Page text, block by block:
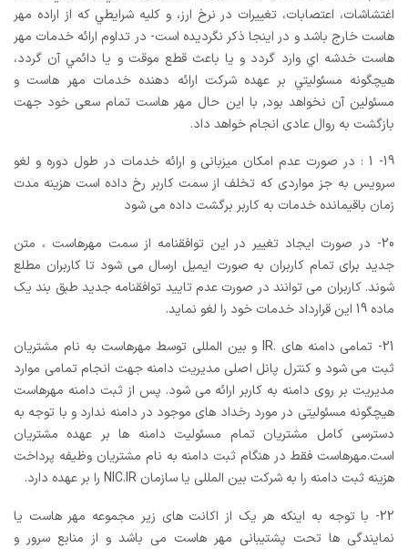
اغتشاشات، اعتصابات، تغييرات در نرخ ارز، و کليه شرايطي که از اراده مهر
هاست خارج باشد و در اينجا ذکر نگرديده است- در تداوم ارائه خدمات مهر
هاست خدشه اي وارد گردد و يا باعث قطع موقت و يا دائمي آن گردد،
هيچگونه مسئوليتي بر عهده شرکت ارائه دهنده خدمات مهر هاست و
مسئولين آن نخواهد بود, با این حال مهر هاست تمام سعی خود جهت
بازگشت به روال عادی انجام خواهد داد.
19- 1 : در صورت عدم امکان میزبانی و ارائه خدمات در طول دوره و لغو
سرویس به جز مواردی که تخلف از سمت کاربر رخ داده است هزینه مدت
زمان باقیمانده خدمات به کاربر برگشت داده می شود
20- در صورت ایجاد تغییر در این توافقنامه از سمت مهرهاست ، متن
جدید برای تمام کاربران به صورت ایمیل ارسال می شود تا کاربران مطلع
شوند. کاربران می توانند در صورت عدم تایید توافقنامه جدید طبق بند یک
ماده 19 این قرارداد خدمات خود را لغو نماید.
21- تمامی دامنه های .IR و بین المللی توسط مهرهاست به نام مشتریان
ثبت می شود و کنترل پانل اصلی مدیریت دامنه جهت انجام تمامی موارد
مدیریت بر روی دامنه به کاربر ارائه می شود. پس از ثبت دامنه مهرهاست
هیچگونه مسئولیتی در مورد رخداد های موجود در دامنه ندارد و با توجه به
دسترسی کامل مشتریان تمام مسئولیت دامنه ها بر عهده مشتریان
است.مهرهاست فقط در هنگام ثبت دامنه به نام مشتریان وظیفه پرداخت
هزینه ثبت دامنه را به شرکت بین المللی یا سازمان NIC.IR را بر عهده دارد.
22- با توجه به اینکه هر یک از اکانت های زیر مجموعه مهر هاست یا
نمایندگی ها تحت پشتیبانی مهر هاست می باشد و از منابع سرور و